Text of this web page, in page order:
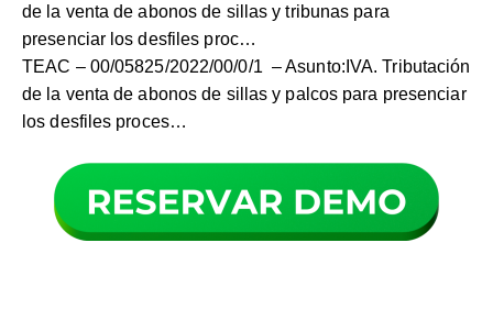
de la venta de abonos de sillas y tribunas para
presenciar los desfiles proc…
TEAC – 00/05825/2022/00/0/1 – Asunto:IVA. Tributación
de la venta de abonos de sillas y palcos para presenciar
los desfiles proces…